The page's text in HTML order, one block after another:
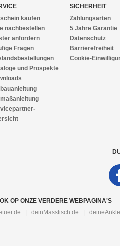
kaufen
nachbestellen
anfordern
Fragen
und Prospekte
SICHERHEIT
Zahlungsarten
5 Jahre Garantie
Datenschutz
Barrierefreiheit
Cookie-
OP ONZE VERDERE WEBPAGINA'S
| deinMasstisch.de |